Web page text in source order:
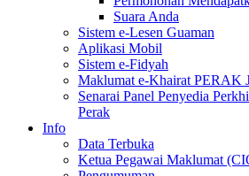
Suara Anda
Sistem e-Lesen Guaman
Aplikasi Mobil
Sistem e-Fidyah
Maklumat e-Khairat PERAK
Senarai Panel Penyedia
Perak
Info
Data Terbuka
Ketua Pegawai Maklumat